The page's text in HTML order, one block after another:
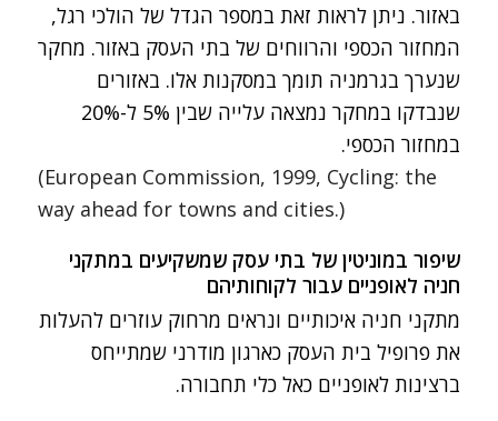
באזור. ניתן לראות זאת במספר הגדל של הולכי רגל,
המחזור הכספי והרווחים של בתי העסק באזור. מחקר
שנערך בגרמניה תומך במסקנות אלו. באזורים
שנבדקו במחקר נמצאה עלייה שבין 5% ל-20%
במחזור הכספי.
(European Commission, 1999, Cycling: the
way ahead for towns and cities.)
שיפור במוניטין של בתי עסק שמשקיעים במתקני
חניה לאופניים עבור לקוחותיהם
מתקני חניה איכותיים ונראים מרחוק עוזרים להעלות
את פרופיל בית העסק כארגון מודרני שמתייחס
ברצינות לאופניים כאל כלי תחבורה.